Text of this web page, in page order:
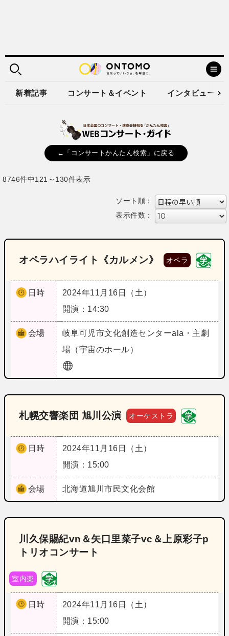
新着記事 コンサート＆イベント インタビュー
←「コンサートかんたん検索」に戻る
8746件中121～130件表示
ソート順：
表示件数：
オペラハイライト《カルメン》 オペラ
日時
2024年11月16日（土）
開演：14:30
会場 岐阜可児市文化創造センターala・主劇
場（宇宙のホール）
札幌交響楽団 旭川公演 オーケストラ
日時
2024年11月16日（土）
開演：15:00
会場 北海道旭川市民文化会館
川久保賜紀vn＆矢口里菜子vc＆上原彩子p
トリオコンサート
室内楽
日時
2024年11月16日（土）
開演：15:00